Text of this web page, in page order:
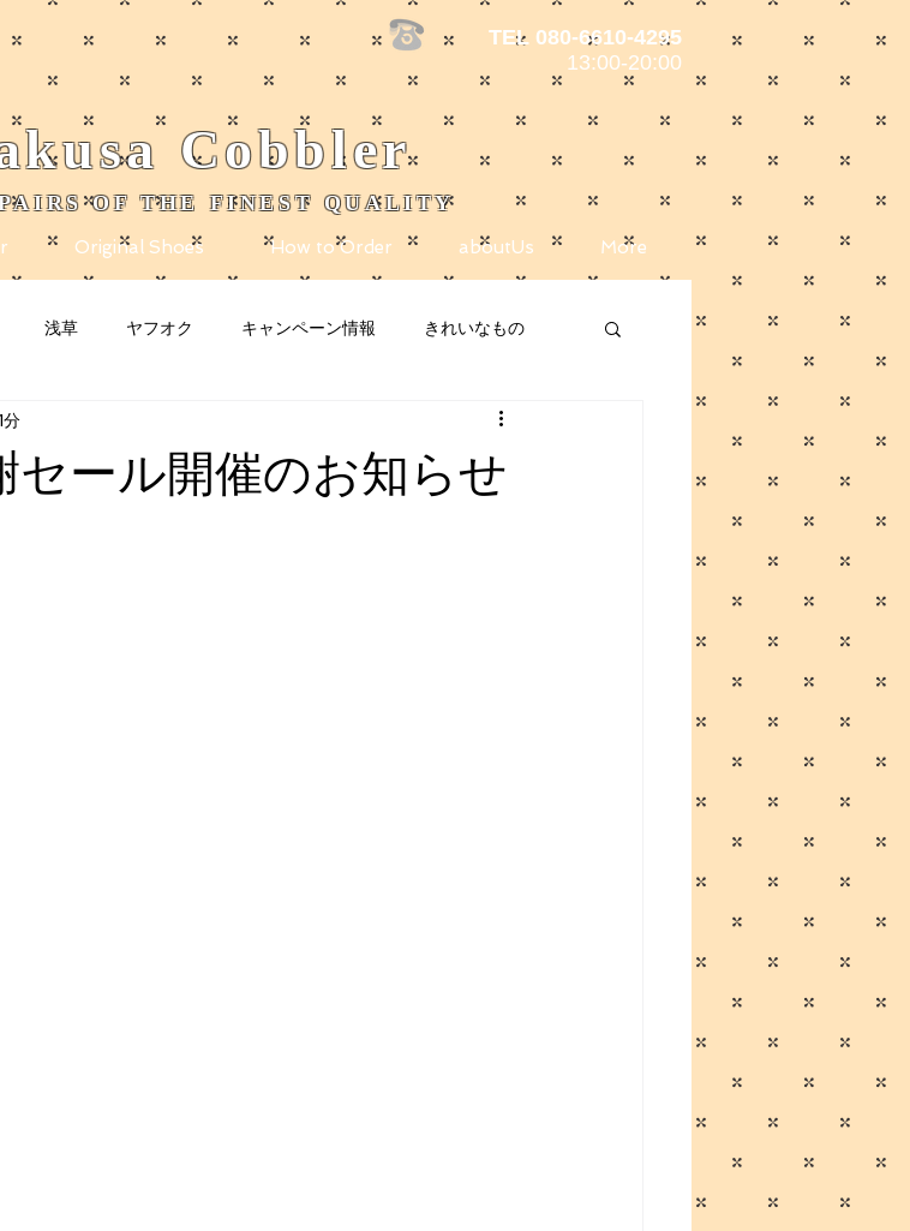
TEL 080-6610-4295
13:00-20:00
Cobbler
OF THE FINEST QUALITY
Original Shoes How to Order aboutUs More
浅草 ヤフオク キャンペーン情報 きれいなもの
メディア掲載
セール開催のお知らせ
分